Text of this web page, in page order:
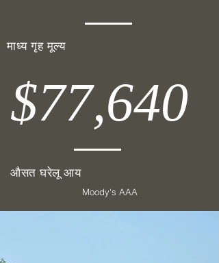
माध्य गृह मूल्य
$77,640
औसत घरेलू आय
Moody's AAA